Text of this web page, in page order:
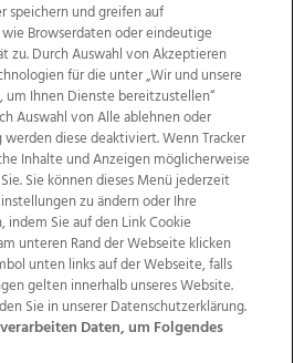
Kontakt
Jobs
AGB Anzeigekunden
Politische Werbung
speichern und greifen auf
Browserdaten oder eindeutige
zu. Durch Auswahl von Akzeptieren
für die unter „Wir und unsere
Ihnen Dienste bereitzustellen“
Auswahl von Alle ablehnen oder
diese deaktiviert. Wenn Tracker
Inhalte und Anzeigen möglicherweise
Sie können dieses Menü jederzeit
zu ändern oder Ihre
Sie auf den Link Cookie
unteren Rand der Webseite klicken
unten links auf der Webseite, falls
gelten innerhalb unseres Website.
Sie in unserer Datenschutzerklärung.
Daten, um Folgendes